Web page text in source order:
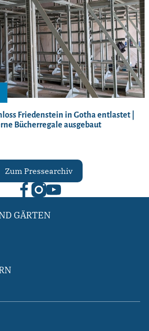
Friedenstein in Gotha entlastet |
Bücherregale ausgebaut
Zum Pressearchiv
GÄRTEN